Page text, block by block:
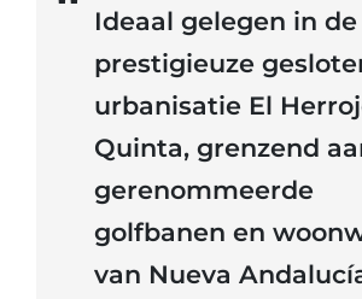
Ideaal gelegen in de
prestigieuze
urbanisatie El
Quinta, grenzend
gerenommeerde
golfbanen en
van Nueva